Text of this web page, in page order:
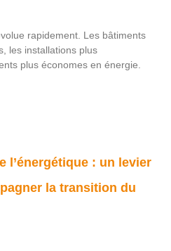
rapidement. Les bâtiments
les installations plus
plus économes en énergie.
l’énergétique : un levier
la transition du